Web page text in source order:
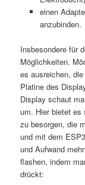
einen
anzubinden.
Insbesondere für
Möglichkeiten.
es ausreichen,
Platine des
Display schaut
um. Hier bietet es
zu besorgen, die
und mit dem
und Aufwand
flashen, indem
drückt: